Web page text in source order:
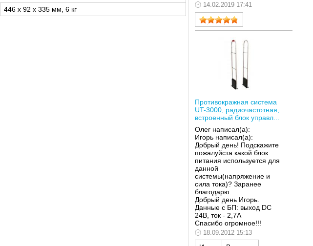
446 x 92 x 335 мм, 6 кг
14.02.2019 17:41
Противокражная система
UT-3000, радиочастотная,
встроенный блок управл...
Олег написал(а):
Игорь написал(а):
Добрый день! Подскажите
пожалуйста какой блок
питания используется для
данной
системы(напряжение и
сила тока)? Заранее
благодарю.
Добрый день Игорь.
Данные с БП: выход DC
24В, ток - 2,7А
Спасибо огромное!!!
18.09.2012 15:13